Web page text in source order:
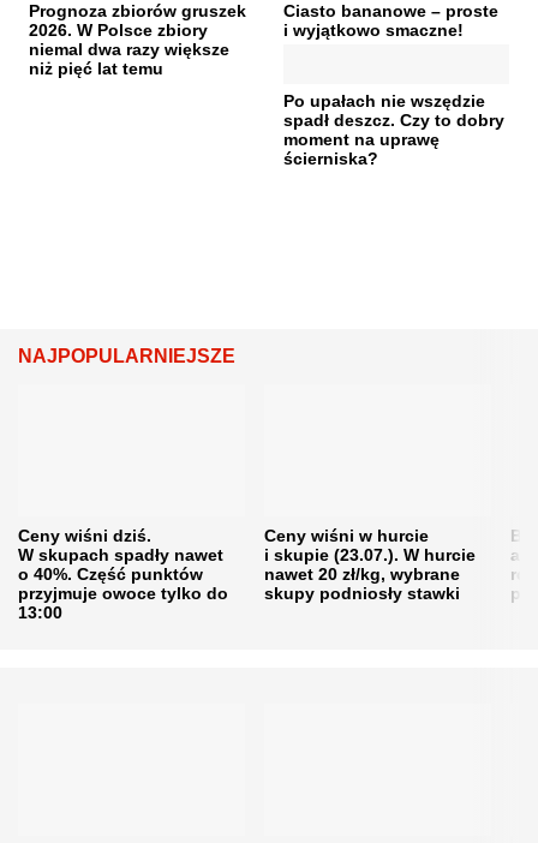
Prognoza zbiorów gruszek
2026. W Polsce zbiory
niemal dwa razy większe
niż pięć lat temu
Ciasto bananowe – proste
i wyjątkowo smaczne!
Po upałach nie wszędzie
spadł deszcz. Czy to dobry
moment na uprawę
ścierniska?
NAJPOPULARNIEJSZE
Ceny wiśni dziś.
W skupach spadły nawet
o 40%. Część punktów
przyjmuje owoce tylko do
13:00
Ceny wiśni w hurcie
i skupie (23.07.). W hurcie
nawet 20 zł/kg, wybrane
skupy podniosły stawki